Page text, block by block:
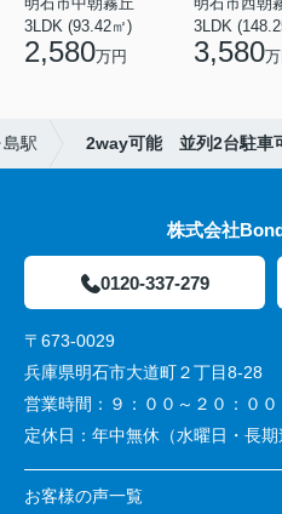
3LDK (93.42㎡)
2,580万円
3LDK
3,580
駅 2way可能 並列2台駐
株式会社
0120-337-279
〒673-0029
兵庫県明石市大道町２丁目8-28
営業時間： ９：００～２０：００
定休日： 年中無休（水曜日・長期
お客様の声一覧